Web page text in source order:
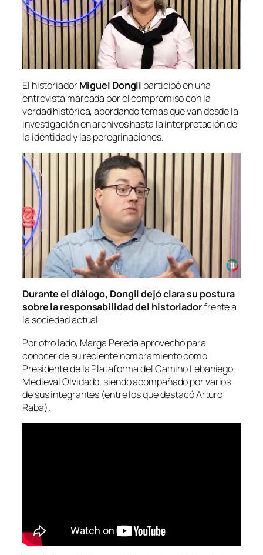
El historiadorMiguel Dongil participó en una
entrevista marcada por el compromiso con la
verdad histórica, abordando temas que van desde la
investigación en archivos hasta la interpretación de
la identidad y las peregrinaciones.
Durante el diálogo, Dongil dejó clara su postura
sobre la responsabilidad del historiadorfrente a
la sociedad actual.
Por otro lado, Marga Pereda aprovechó para
conocer de su reciente nombramiento como
Presidente de la Plataforma del Camino Lebaniego
Medieval Olvidado, siendo acompañado por varios
de sus integrantes (entre los que destacó Arturo
Raba).